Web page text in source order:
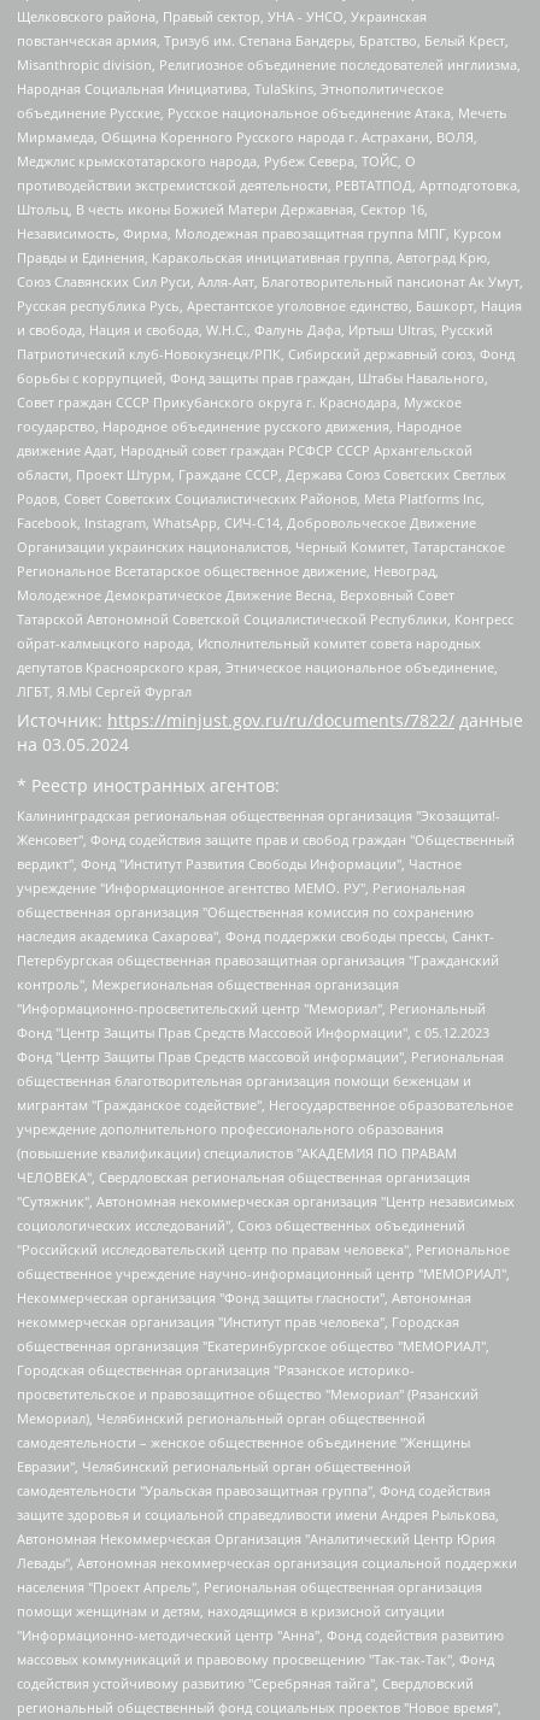
Щелковского района, Правый сектор, УНА - УНСО, Украинская
повстанческая армия, Тризуб им. Степана Бандеры, Братство, Белый Крест,
Misanthropic division, Религиозное объединение последователей инглиизма,
Народная Социальная Инициатива, TulaSkins, Этнополитическое
объединение Русские, Русское национальное объединение Атака, Мечеть
Мирмамеда, Община Коренного Русского народа г. Астрахани, ВОЛЯ,
Меджлис крымскотатарского народа, Рубеж Севера, ТОЙС, О
противодействии экстремистской деятельности, РЕВТАТПОД, Артподготовка,
Штольц, В честь иконы Божией Матери Державная, Сектор 16,
Независимость, Фирма, Молодежная правозащитная группа МПГ, Курсом
Правды и Единения, Каракольская инициативная группа, Автоград Крю,
Союз Славянских Сил Руси, Алля-Аят, Благотворительный пансионат Ак Умут,
Русская республика Русь, Арестантское уголовное единство, Башкорт, Нация
и свобода, Нация и свобода, W.H.С., Фалунь Дафа, Иртыш Ultras, Русский
Патриотический клуб-Новокузнецк/РПК, Сибирский державный союз, Фонд
борьбы с коррупцией, Фонд защиты прав граждан, Штабы Навального,
Совет граждан СССР Прикубанского округа г. Краснодара, Мужское
государство, Народное объединение русского движения, Народное
движение Адат, Народный совет граждан РСФСР СССР Архангельской
области, Проект Штурм, Граждане СССР, Держава Союз Советских Светлых
Родов, Совет Советских Социалистических Районов, Meta Platforms Inc,
Facebook, Instagram, WhatsApp, СИЧ-С14, Добровольческое Движение
Организации украинских националистов, Черный Комитет, Татарстанское
Региональное Всетатарское общественное движение, Невоград,
Молодежное Демократическое Движение Весна, Верховный Совет
Татарской Автономной Советской Социалистической Республики, Конгресс
ойрат-калмыцкого народа, Исполнительный комитет совета народных
депутатов Красноярского края, Этническое национальное объединение,
ЛГБТ, Я.МЫ Сергей Фургал
Источник: https://minjust.gov.ru/ru/documents/7822/ данные
на 03.05.2024
* Реестр иностранных агентов:
Калининградская региональная общественная организация "Экозащита!-Женсовет", Фонд содействия защите прав и свобод граждан "Общественный вердикт", Фонд "Институт Развития Свободы Информации", Частное учреждение "Информационное агентство МЕМО. РУ", Региональная общественная организация "Общественная комиссия по сохранению наследия академика Сахарова", Фонд поддержки свободы прессы, Санкт-Петербургская общественная правозащитная организация "Гражданский контроль", Межрегиональная общественная организация "Информационно-просветительский центр "Мемориал", Региональный Фонд "Центр Защиты Прав Средств Массовой Информации", с 05.12.2023 Фонд "Центр Защиты Прав Средств массовой информации", Региональная общественная благотворительная организация помощи беженцам и мигрантам "Гражданское содействие", Негосударственное образовательное учреждение дополнительного профессионального образования (повышение квалификации) специалистов "АКАДЕМИЯ ПО ПРАВАМ ЧЕЛОВЕКА", Свердловская региональная общественная организация "Сутяжник", Автономная некоммерческая организация "Центр независимых социологических исследований", Союз общественных объединений "Российский исследовательский центр по правам человека", Региональное общественное учреждение научно-информационный центр "МЕМОРИАЛ", Некоммерческая организация "Фонд защиты гласности", Автономная некоммерческая организация "Институт прав человека", Городская общественная организация "Екатеринбургское общество "МЕМОРИАЛ", Городская общественная организация "Рязанское историко-просветительское и правозащитное общество "Мемориал" (Рязанский Мемориал), Челябинский региональный орган общественной самодеятельности – женское общественное объединение "Женщины Евразии", Челябинский региональный орган общественной самодеятельности "Уральская правозащитная группа", Фонд содействия защите здоровья и социальной справедливости имени Андрея Рылькова, Автономная Некоммерческая Организация "Аналитический Центр Юрия Левады", Автономная некоммерческая организация социальной поддержки населения "Проект Апрель", Региональная общественная организация помощи женщинам и детям, находящимся в кризисной ситуации "Информационно-методический центр "Анна", Фонд содействия развитию массовых коммуникаций и правовому просвещению "Так-так-Так", Фонд содействия устойчивому развитию "Серебряная тайга", Свердловский региональный общественный фонд социальных проектов "Новое время", "Idel.Реалии", Кавказ.Реалии, Крым.Реалии, Телеканал Настоящее Время, Татаро-башкирская служба Радио Свобода (Azatliq Radiosi), Радио Свободная Европа/Радио Свобода (PCE/PC), "Сибирь.Реалии", "Фактограф", Благотворительный фонд помощи осужденным и их семьям, Автономная некоммерческая организация "Институт глобализации и социальных движений", Фонд "В защиту прав заключенных", Частное учреждение "Центр поддержки и содействия развитию средств массовой информации", Пензенский региональный общественный благотворительный фонд "Гражданский союз", "Север.Реалии", Некоммерческая организация Фонд "Правовая инициатива", Общество с ограниченной ответственностью "Радио Свободная Европа/Радио Свобода", Чешское информационное агентство "MEDIUM-ORIENT", Красноярская региональная общественная организация "Мы против СПИДа", Камалягин Денис Николаевич, Маркелов Сергей Евгеньевич, Пономарев Лев Александрович, Савицкая Людмила Алексеевна, Автономная некоммерческая организация "Центр по работе с проблемой насилия "НАСИЛИЮ.НЕТ", Межрегиональный профессиональный союз работников здравоохранения "Альянс врачей", Юридическое лицо, зарегистрированное в Латвийской Республике, SIA "Medusa Project" (регистрационный номер 40103797863, дата регистрации 10.06.2014), Некоммерческая организация "Фонд по борьбе с коррупцией", Автономная некоммерческая организация "Институт права и публичной политики", Баданин Роман Сергеевич, Гликин Максим Александрович, Железнова Мария Михайловна, Лукьянова Юлия Сергеевна, Маетная Елизавета Витальевна, Маняхин Петр Борисович, Чуракова Ольга Владимировна, Ярош Юлия Петровна, Юридическое лицо "The Insider SIA", зарегистрированное в Риге, Латвийская Республика (дата регистрации 26.06.2015), являющееся администратором доменного имени интернет-издания "The Insider SIA", https://theins.ru, Постернак Алексей Евгеньевич, Рубин Михаил Аркадьевич, Анин Роман Александрович, Юридическое лицо Istories fonds, зарегистрированное в Латвийской Республике (регистрационный номер 50008295751, дата регистрации 24.02.2020), Великовский Дмитрий Александрович, Долинина Ирина Николаевна, Мароховская Алеся Алексеевна, Шлейнов Роман Юрьевич, Шмагун Олеся Валентиновна, Общество с ограниченной ответственностью "Альтаир 2021", Общество с ограниченной ответственностью "Вега 2021", Общество с ограниченной ответственностью "Главный редактор 2021", Общество с ограниченной ответственностью "Ромашки монолит", Важенков Артем Валерьевич, Ивановская областная общественная организация "Центр гендерных исследований", Гурман Юрий Альбертович, Медиапроект "ОВД-Инфо", Егоров Владимир Владимирович, Жилинский Владимир Александрович, Общество с ограниченной ответственностью "ЗП", Иванова София Юрьевна, Карезина Инна Павловна, Кильтау Екатерина Викторовна, Петров Алексей Викторович, Пискунов Сергей Евгеньевич, Смирнов Сергей Сергеевич, Тихонов Михаил Сергеевич, Общество с ограниченной ответственностью "ЖУРНАЛИСТ-ИНОСТРАННЫЙ АГЕНТ", Арапова Галина Юрьевна, Вольтская Татьяна Анатольевна, Американская компания "Mason G.E.S. Anonymous Foundation" (США), являющаяся владельцем интернет-издания https://mnews.world/, Компания "Stichting Bellingcat", зарегистрированная в Нидерландах (дата регистрации 11.07.2018), Захаров Андрей Вячеславович, Клепиковская Екатерина Дмитриевна, Общество с ограниченной ответственностью "МЕМО", Перл Роман Александрович, Симонов Евгений Алексеевич, Соловьева Елена Анатольевна, Сотников Даниил Владимирович, Сурначева Елизавета Дмитриевна, Автономная некоммерческая организация по защите прав человека и информированию населения "Якутия – Наше Мнение", Общество с ограниченной ответственностью "Москоу диджитал медиа", с 26.01.2023 Общество с ограниченной ответственностью "Чайка Белые сады", Ветошкина Валерия Валерьевна, Заговора Максим Александрович, Межрегиональное общественное движение "Российская ЛГБТ - сеть", Оленичев Максим Владимирович, Павлов Иван Юрьевич, Скворцова Елена Сергеевна, Общество с ограниченной ответственностью "Как бы инагент", Кочетков Игорь Викторович, Общество с ограниченной ответственностью "Честные выборы", Еланчик Олег Александрович, Общество с ограниченной ответственностью "Нобелевский призыв", Гималова Регина Эмилевна, Григорьев Андрей Валерьевич, Григорьева Алина Александровна, Ассоциация по содействию защите прав призывников, альтернативнослужащих и военнослужащих "Правозащитная группа "Гражданин.Армия.Право", Хисамова Регина Фаритовна, Автономная некоммерческая организация по реализации социально-правовых программ "Лилит", Дальневосточное общественное движение "Маяк", Санкт-Петербургская ЛГБТ-инициативная группа "Выход", Инициативная группа ЛГБТ+ "Реверс", Алексеев Андрей Викторович, Бекбулатова Таисия Львовна, Беляев Иван Михайлович, Владыкина Елена Сергеевна, Гельман Марат Александрович, Никульшина Вероника Юрьевна, Толоконникова Надежда Андреевна, Шендерович Виктор Анатольевич, Общество с ограниченной ответственностью "Данное сообщение", Общество с ограниченной ответственностью Издательский дом "Новая глава", Айнбиндер Александра Александровна, Московский комьюнити-центр для ЛГБТ+инициатив, Благотворительный фонд развития филантропии, Deutsche Welle (Германия, Kurt-Schumacher-Strasse 3, 53113 Bonn), Борзунова Мария Михайловна, Воробьев Виктор Викторович, Голубева Анна Львовна, Константинова Алла Михайловна, Малкова Ирина Владимировна, Мурадов Мурад Абдулгалимович, Осетинская Елизавета Николаевна, Понасенков Евгений Николаевич, Ганапольский Матвей Юрьевич, Киселев Евгений Алексеевич, Борухович Ирина Григорьевна, Дремин Иван Тимофеевич, Дубровский Дмитрий Викторович, Красноярская региональная общественная организация поддержки и развития альтернативных образовательных технологий и межкультурных коммуникаций "ИНТЕРРА", Маяковская Екатерина Алексеевна, Фейгин Марк Захарович, Филимонов Андрей Викторович, Дзугкоева Регина Николаевна, Доброхотов Роман Александрович, Дудь Юрий Александрович, Елкин Сергей Владимирович, Кругликов Кирилл Игоревич, Сабунаева Мария Леонидовна, Семенов Алексей Владимирович, Шаинян Карен Багратович, Шульман Екатерина Михайловна, Асафьев Артур Валерьевич, Вахштайн Виктор Семенович, Венедиктов Алексей Алексеевич, Лушникова Екатерина Евгеньевна, Волков Леонид Михайлович, Невзоров Александр Глебович, Пархоменко Сергей Борисович, Сироткин Ярослав Николаевич, Кара-Мурза Владимир Владимирович, Баранова Наталья Владимировна, Гозман Леонид Яковлевич, Кагарлицкий Борис Юльевич, Климарев Михаил Валерьевич, Милов Владимир Станиславович, Автономная некоммерческая организация Краснодарский центр современного искусства "Типография", Моргенштерн Алишер Тагирович, Соболь Любовь Эдуардовна, Общество с ограниченной ответственностью "ЛИЗА НОРМ", Каспаров Гарри Кимович, Ходорковский Михаил Борисович, Общество с ограниченной ответственностью "Апрельские тезисы", Данилович Ирина Брониславовна, Кашин Олег Владимирович, Петров Николай Владимирович, Пивоваров Алексей Владимирович, Соколов Михаил Владимирович, Цветкова Юлия Владимировна, Чичваркин Евгений Александрович, Комитет против пыток/Команда против пыток, Общество с ограниченной ответственностью "Первый научный", Общество с ограниченной ответственностью "Вертолет и ко", Белоцерковская Вероника Борисовна, Кац Максим Евгеньевич, Лазарева Татьяна Юрьевна, Шаведдинов Руслан Табризович, Яшин Илья Валерьевич, Общество с ограниченной ответственностью "Иноагент ААВ", Алешковский Дмитрий Петрович, Альбац Евгения Марковна, Быков Дмитрий Львович, Галямина Юлия Евгеньевна, Лойко Сергей Леонидович, Мартынов Кирилл Константинович, Медведев Сергей Александрович, Крашенинников Федор Геннадиевич, Гордеева Катерина Вл